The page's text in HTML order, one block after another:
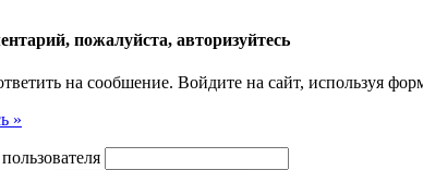
пожалуйста, авторизуйтесь
на сообшение. Войдите на сайт, используя
»